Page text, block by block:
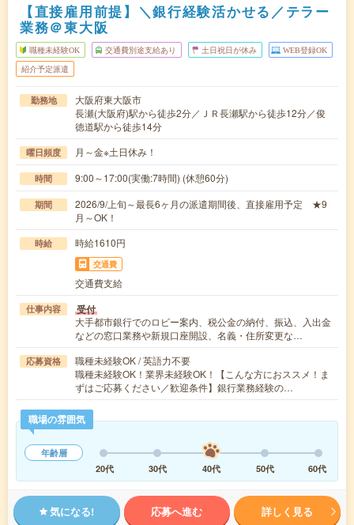
【直接雇用前提】＼銀行経験活かせる／テラー
業務＠東大阪
職種未経験OK 交通費別途支給あり 土日祝日が休み WEB登録OK
紹介予定派遣
勤務地
大阪府東大阪市
長瀬(大阪府)駅から徒歩2分／ＪＲ長瀬駅から徒歩12分／俊
徳道駅から徒歩14分
曜日頻度 月～金※土日休み！
時間 9:00～17:00(実働:7時間) (休憩60分)
期間
2026/9/上旬～最長6ヶ月の派遣期間後、直接雇用予定 ★9
月～OK！
時給 時給1610円
交通費
交通費支給
仕事内容 受付
大手都市銀行でのロビー案内、税公金の納付、振込、入出金
などの窓口業務や新規口座開設、名義・住所変更な…
応募資格
職種未経験OK / 英語力不要
職種未経験OK！業界未経験OK！【こんな方におススメ！ま
ずはご応募ください／歓迎条件】銀行業務経験の…
職場の雰囲気
年齢層
20代
30代 40代 50代 60代
気になる! 応募へ進む 詳しく見る